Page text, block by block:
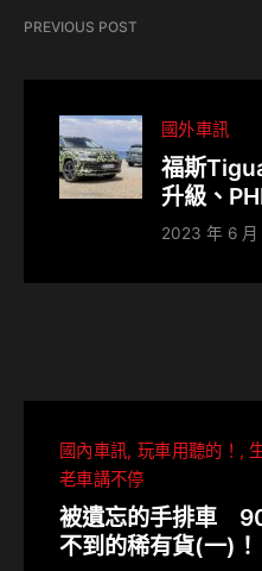
PREVIOUS POST
國外車訊
福斯
升級、
2023 年 6 月
國內車訊 玩車用聽的！
老車講不停
被遺忘的手排車
不到的稀有貨(一)！